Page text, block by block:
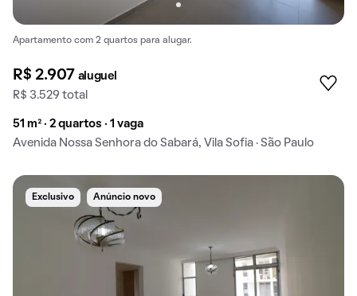
Apartamento com 2 quartos para alugar.
R$ 2.907 aluguel
R$ 3.529 total
51 m² · 2 quartos · 1 vaga
Avenida Nossa Senhora do Sabará, Vila Sofia · São Paulo
Exclusivo Anúncio novo